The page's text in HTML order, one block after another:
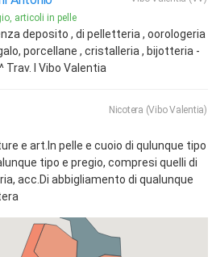
articoli in pelle
deposito , di pelletteria , oorologeria
porcellane , cristalleria , bijotteria -
Trav. I Vibo Valentia
Nicotera (Vibo Valentia)
e art.In pelle e cuoio di qulunque tipo
tipo e pregio, compresi quelli di
acc.Di abbigliamento di qualunque